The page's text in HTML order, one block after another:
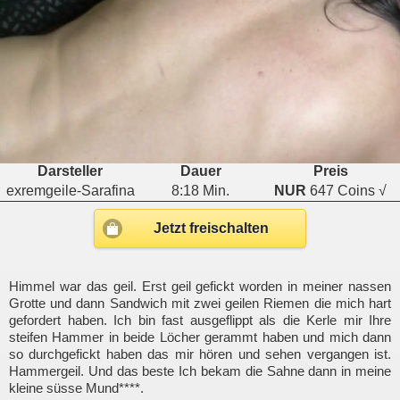
Darsteller Dauer
Preis
exremgeile-Sarafina
8:18 Min. NUR 647 Coins √
Jetzt freischalten
Himmel war das geil. Erst geil gefickt worden in meiner nassen
Grotte und dann Sandwich mit zwei geilen Riemen die mich hart
gefordert haben. Ich bin fast ausgeflippt als die Kerle mir Ihre
steifen Hammer in beide Löcher gerammt haben und mich dann
so durchgefickt haben das mir hören und sehen vergangen ist.
Hammergeil. Und das beste Ich bekam die Sahne dann in meine
kleine süsse Mund****.